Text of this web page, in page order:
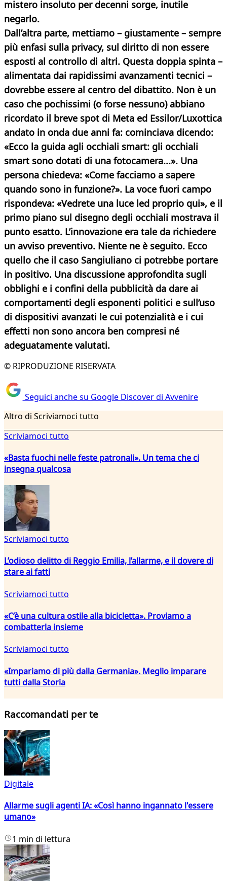
mistero insoluto per decenni sorge, inutile
negarlo.
Dall’altra parte, mettiamo – giustamente – sempre
più enfasi sulla privacy, sul diritto di non essere
esposti al controllo di altri. Questa doppia spinta –
alimentata dai rapidissimi avanzamenti tecnici –
dovrebbe essere al centro del dibattito. Non è un
caso che pochissimi (o forse nessuno) abbiano
ricordato il breve spot di Meta ed Essilor/Luxottica
andato in onda due anni fa: cominciava dicendo:
«Ecco la guida agli occhiali smart: gli occhiali
smart sono dotati di una fotocamera...». Una
persona chiedeva: «Come facciamo a sapere
quando sono in funzione?». La voce fuori campo
rispondeva: «Vedrete una luce led proprio qui», e il
primo piano sul disegno degli occhiali mostrava il
punto esatto. L’innovazione era tale da richiedere
un avviso preventivo. Niente ne è seguito. Ecco
quello che il caso Sangiuliano ci potrebbe portare
in positivo. Una discussione approfondita sugli
obblighi e i confini della pubblicità da dare ai
comportamenti degli esponenti politici e sull’uso
di dispositivi avanzati le cui potenzialità e i cui
effetti non sono ancora ben compresi né
adeguatamente valutati.
© RIPRODUZIONE RISERVATA
Seguici anche su Google Discover di Avvenire
Altro di Scriviamoci tutto
Scriviamoci tutto
«Basta fuochi nelle feste patronali». Un tema che ci
insegna qualcosa
Scriviamoci tutto
L’odioso delitto di Reggio Emilia, l’allarme, e il dovere di
stare ai fatti
Scriviamoci tutto
«C’è una cultura ostile alla bicicletta». Proviamo a
combatterla insieme
Scriviamoci tutto
«Impariamo di più dalla Germania». Meglio imparare
tutti dalla Storia
Raccomandati per te
Digitale
Allarme sugli agenti IA: «Così hanno ingannato l'essere
umano»
1 min di lettura